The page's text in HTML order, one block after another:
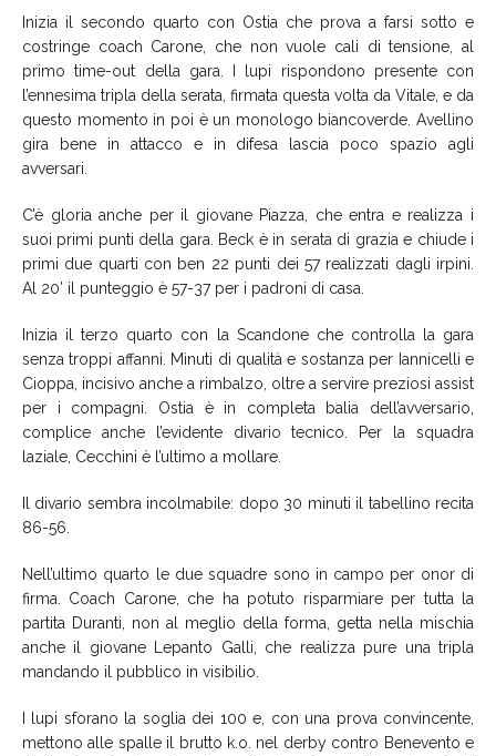
Inizia il secondo quarto con Ostia che prova a farsi sotto e
costringe coach Carone, che non vuole cali di tensione, al
primo time-out della gara. I lupi rispondono presente con
l’ennesima tripla della serata, firmata questa volta da Vitale, e da
questo momento in poi è un monologo biancoverde. Avellino
gira bene in attacco e in difesa lascia poco spazio agli
avversari.
C’è gloria anche per il giovane Piazza, che entra e realizza i
suoi primi punti della gara. Beck è in serata di grazia e chiude i
primi due quarti con ben 22 punti dei 57 realizzati dagli irpini.
Al 20’ il punteggio è 57-37 per i padroni di casa.
Inizia il terzo quarto con la Scandone che controlla la gara
senza troppi affanni. Minuti di qualità e sostanza per Iannicelli e
Cioppa, incisivo anche a rimbalzo, oltre a servire preziosi assist
per i compagni. Ostia è in completa balia dell’avversario,
complice anche l’evidente divario tecnico. Per la squadra
laziale, Cecchini è l’ultimo a mollare.
Il divario sembra incolmabile: dopo 30 minuti il tabellino recita
86-56.
Nell’ultimo quarto le due squadre sono in campo per onor di
firma. Coach Carone, che ha potuto risparmiare per tutta la
partita Duranti, non al meglio della forma, getta nella mischia
anche il giovane Lepanto Galli, che realizza pure una tripla
mandando il pubblico in visibilio.
I lupi sforano la soglia dei 100 e, con una prova convincente,
mettono alle spalle il brutto k.o. nel derby contro Benevento e